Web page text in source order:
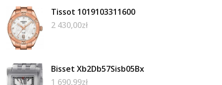
Tissot 1019103311600
2 430,00zł
Bisset Xb2Db57Sisb05Bx
1 690,99zł